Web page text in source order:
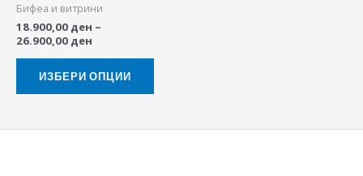
Бифеа и витрини
18.900,00 ден –
26.900,00 ден
ИЗБЕРИ ОПЦИИ
the